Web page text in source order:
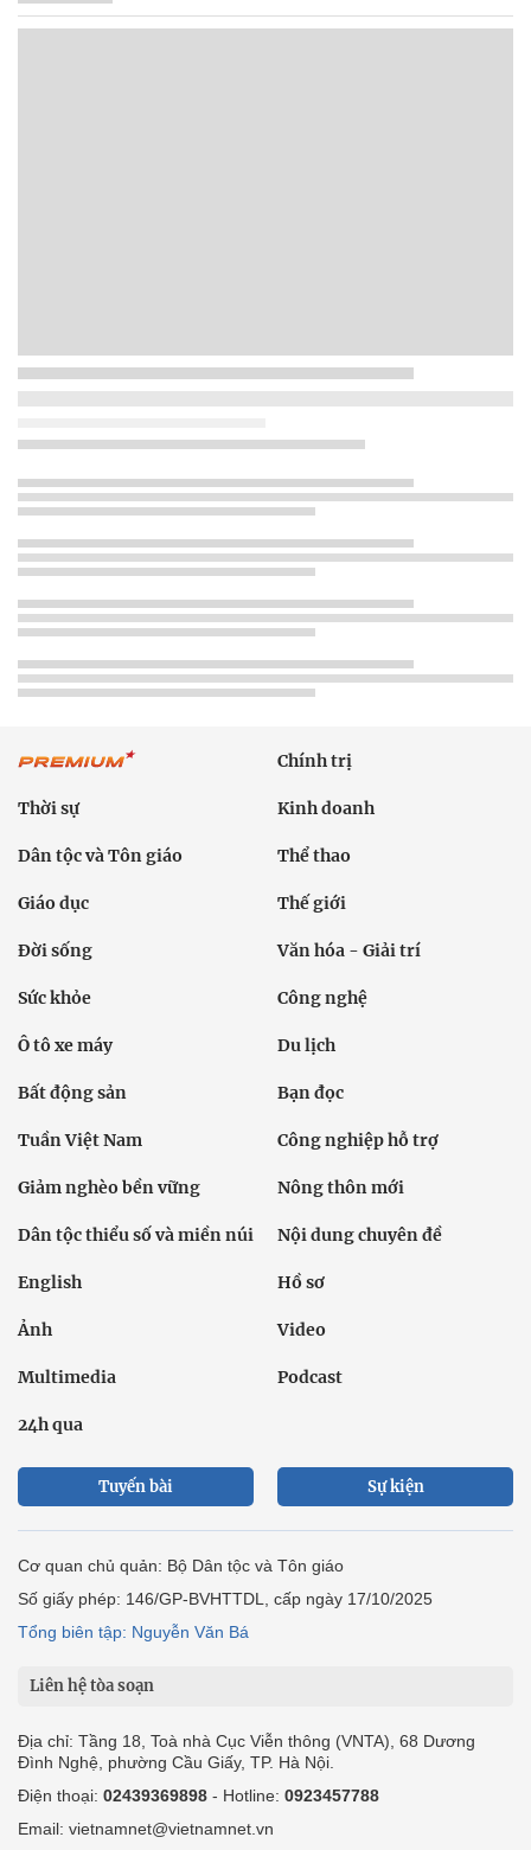
Chính trị
Thời sự Kinh doanh
Dân tộc và Tôn giáo Thể thao
Giáo dục Thế giới
Đời sống Văn hóa - Giải trí
Sức khỏe Công nghệ
Ô tô xe máy Du lịch
Bất động sản Bạn đọc
Tuần Việt Nam Công nghiệp hỗ trợ
Giảm nghèo bền vững Nông thôn mới
Dân tộc thiểu số và miền núi Nội dung chuyên đề
English Hồ sơ
Ảnh Video
Multimedia Podcast
24h qua
Tuyến bài Sự kiện
Cơ quan chủ quản: Bộ Dân tộc và Tôn giáo
Số giấy phép: 146/GP-BVHTTDL, cấp ngày 17/10/2025
Tổng biên tập: Nguyễn Văn Bá
Liên hệ tòa soạn
Địa chỉ: Tầng 18, Toà nhà Cục Viễn thông (VNTA), 68 Dương
Đình Nghệ, phường Cầu Giấy, TP. Hà Nội.
Điện thoại: 02439369898 - Hotline: 0923457788
Email: vietnamnet@vietnamnet.vn